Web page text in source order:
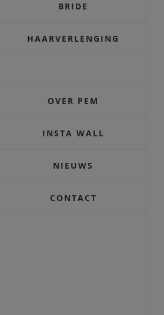
BRIDE
HAARVERLENGING
OVER PEM
INSTA WALL
NIEUWS
CONTACT